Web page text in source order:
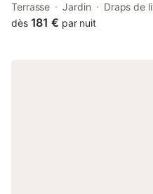
well as 40 km from Stade
access to a terrace and free
Terrasse Jardin
Draps de
dès 181 € par nuit